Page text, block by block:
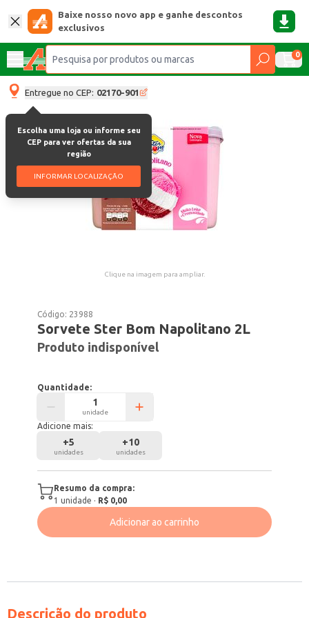
Baixe nosso novo app e ganhe descontos
exclusivos
0
Entregue no CEP: 02170-901
Escolha uma loja ou informe seu
CEP para ver ofertas da sua
região
INFORMAR LOCALIZAÇÃO
Clique na imagem para ampliar.
Código: 23988
Sorvete Ster Bom Napolitano 2L
Produto indisponível
Quantidade:
unidade
Adicione mais:
+5
unidades
+10
unidades
Resumo da compra:
1 unidade · R$ 0,00
Adicionar ao carrinho
Descrição do produto